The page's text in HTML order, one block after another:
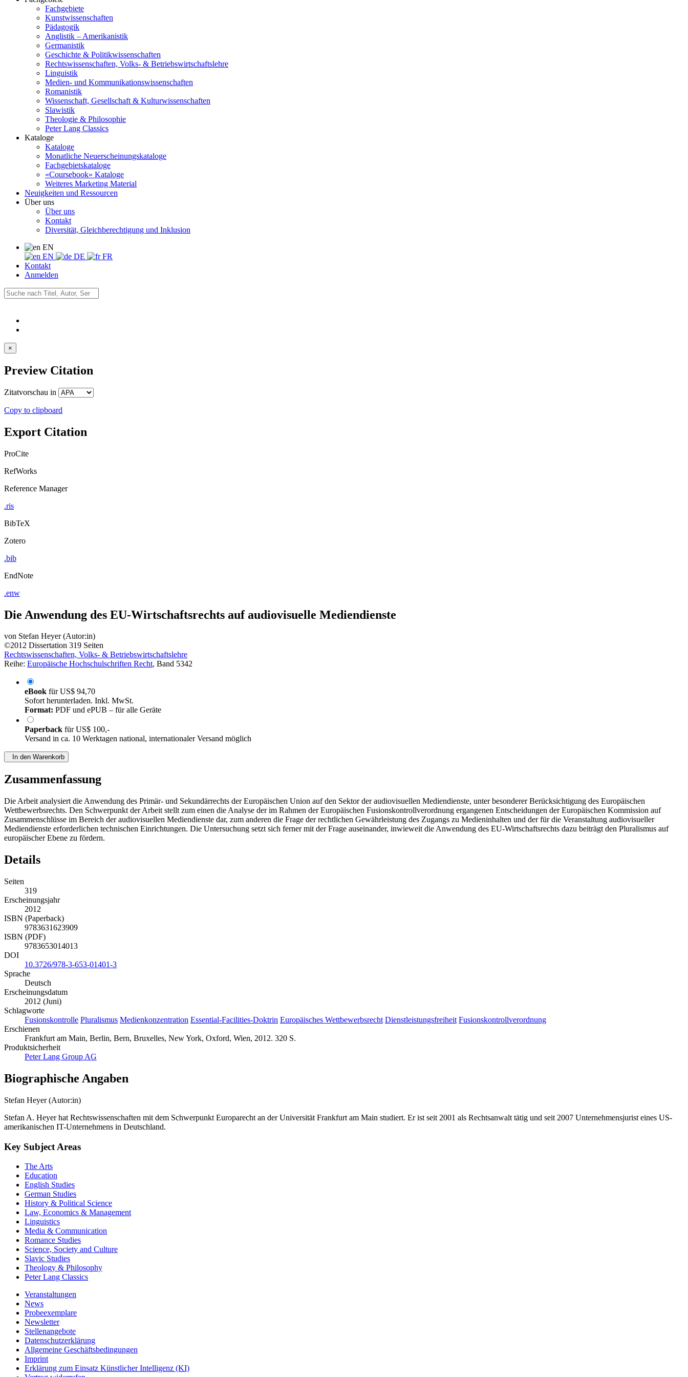
Fachgebiete
Kunstwissenschaften
Pädagogik
Anglistik – Amerikanistik
Germanistik
Geschichte & Politikwissenschaften
Rechtswissenschaften, Volks- & Betriebswirtschaftslehre
Linguistik
Medien- und Kommunikationswissenschaften
Romanistik
Wissenschaft, Gesellschaft & Kulturwissenschaften
Slawistik
Theologie & Philosophie
Peter Lang Classics
Kataloge
Kataloge
Monatliche Neuerscheinungskataloge
Fachgebietskataloge
«Coursebook» Kataloge
Weiteres Marketing Material
Neuigkeiten und Ressourcen
Über uns
Über uns
Kontakt
Diversität, Gleichberechtigung und Inklusion
EN
EN
DE
FR
Kontakt
Anmelden
×
Preview Citation
Zitatvorschau in
Copy to clipboard
Export Citation
ProCite
RefWorks
Reference Manager
.ris
BibTeX
Zotero
.bib
EndNote
.enw
Die Anwendung des EU-Wirtschaftsrechts auf audiovisuelle Mediendienste
von Stefan Heyer (Autor:in)
©2012 Dissertation 319 Seiten
Rechtswissenschaften, Volks- & Betriebswirtschaftslehre
Reihe: Europäische Hochschulschriften Recht, Band 5342
eBook fürUS$ 94,70
Sofort herunterladen. Inkl. MwSt.
Format: PDF und ePUB – für alle Geräte
Paperback fürUS$ 100,-
Versand in ca. 10 Werktagen national, internationaler Versand möglich
In den Warenkorb
Zusammenfassung
Die Arbeit analysiert die Anwendung des Primär- und Sekundärrechts der Europäischen Union auf den Sektor der audiovisuellen Mediendienste, unter besonderer Berücksichtigung des Europäischen
Wettbewerbsrechts. Den Schwerpunkt der Arbeit stellt zum einen die Analyse der im Rahmen der Europäischen Fusionskontrollverordnung ergangenen Entscheidungen der Europäischen Kommission auf
Zusammenschlüsse im Bereich der audiovisuellen Mediendienste dar, zum anderen die Frage der rechtlichen Gewährleistung des Zugangs zu Medieninhalten und der für die Veranstaltung audiovisueller
Mediendienste erforderlichen technischen Einrichtungen. Die Untersuchung setzt sich ferner mit der Frage auseinander, inwieweit die Anwendung des EU-Wirtschaftsrechts dazu beiträgt den Pluralismus auf
europäischer Ebene zu fördern.
Details
Seiten
319
Erscheinungsjahr
2012
ISBN (Paperback)
9783631623909
ISBN (PDF)
9783653014013
DOI
10.3726/978-3-653-01401-3
Sprache
Deutsch
Erscheinungsdatum
2012 (Juni)
Schlagworte
Fusionskontrolle Pluralismus Medienkonzentration Essential-Facilities-Doktrin Europäisches Wettbewerbsrecht Dienstleistungsfreiheit Fusionskontrollverordnung
Erschienen
Frankfurt am Main, Berlin, Bern, Bruxelles, New York, Oxford, Wien, 2012. 320 S.
Produktsicherheit
Peter Lang Group AG
Biographische Angaben
Stefan Heyer (Autor:in)
Stefan A. Heyer hat Rechtswissenschaften mit dem Schwerpunkt Europarecht an der Universität Frankfurt am Main studiert. Er ist seit 2001 als Rechtsanwalt tätig und seit 2007 Unternehmensjurist eines US-
amerikanischen IT-Unternehmens in Deutschland.
Key Subject Areas
The Arts
Education
English Studies
German Studies
History & Political Science
Law, Economics & Management
Linguistics
Media & Communication
Romance Studies
Science, Society and Culture
Slavic Studies
Theology & Philosophy
Peter Lang Classics
Veranstaltungen
News
Probeexemplare
Newsletter
Stellenangebote
Datenschutzerklärung
Allgemeine Geschäftsbedingungen
Imprint
Erklärung zum Einsatz Künstlicher Intelligenz (KI)